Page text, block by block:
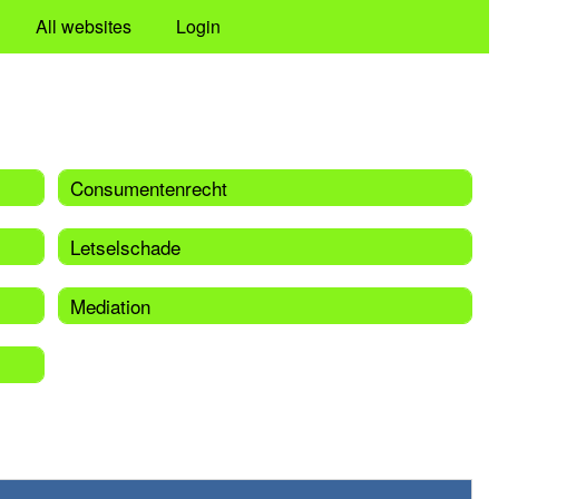
All websites Login
Consumentenrecht
Letselschade
Mediation